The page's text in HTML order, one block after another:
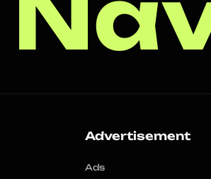
Advertisement
Ads